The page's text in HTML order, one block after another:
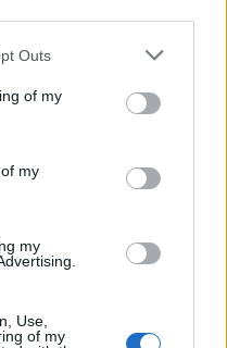
one or more Google
You may click to
its third-party tags to
in below Google
Outs
of my
my
my
Use,
of my
Τακαΐτσι